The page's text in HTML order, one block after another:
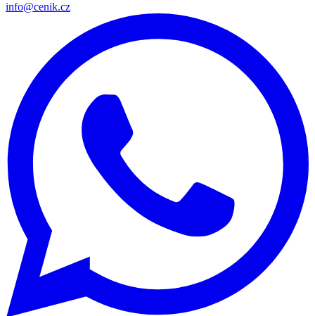
info@cenik.cz